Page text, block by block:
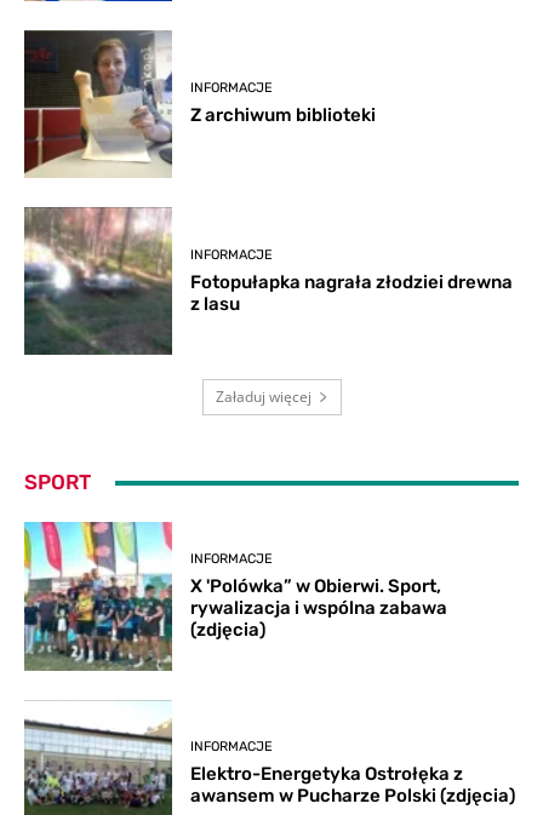
INFORMACJE
Z archiwum biblioteki
INFORMACJE
Fotopułapka nagrała złodziei drewna
z lasu
Załaduj więcej
SPORT
INFORMACJE
X 'Polówka” w Obierwi. Sport,
rywalizacja i wspólna zabawa
(zdjęcia)
INFORMACJE
Elektro-Energetyka Ostrołęka z
awansem w Pucharze Polski (zdjęcia)